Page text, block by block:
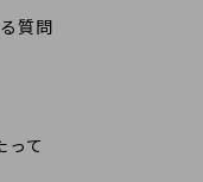
質問
って